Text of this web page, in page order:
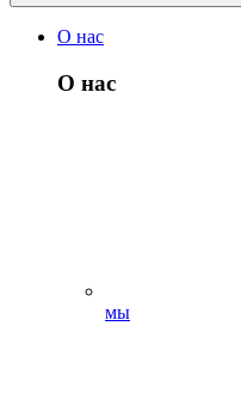
О нас
О нас
мы